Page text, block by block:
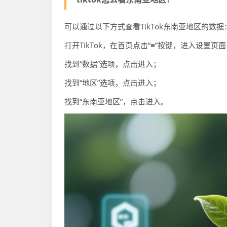
可以通过以下方式查看TikTok东南亚地区的数据
打开TikTok，在首页点击“≡”按键，进入设置页
找到“数据”选项，点击进入；
找到“地区”选项，点击进入；
找到“东南亚地区”，点击进入。